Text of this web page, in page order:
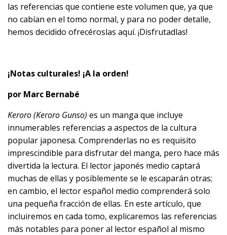
las referencias que contiene este volumen que, ya que
no cabían en el tomo normal, y para no poder detalle,
hemos decidido ofrecéroslas aquí. ¡Disfrutadlas!
¡Notas culturales! ¡A la orden!
por Marc Bernabé
Keroro (Keroro Gunso) es un manga que incluye
innumerables referencias a aspectos de la cultura
popular japonesa. Comprenderlas no es requisito
imprescindible para disfrutar del manga, pero hace más
divertida la lectura. El lector japonés medio captará
muchas de ellas y posiblemente se le escaparán otras;
en cambio, el lector español medio comprenderá solo
una pequeña fracción de ellas. En este artículo, que
incluiremos en cada tomo, explicaremos las referencias
más notables para poner al lector español al mismo